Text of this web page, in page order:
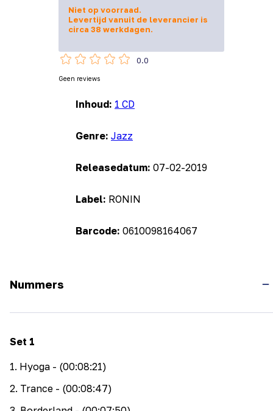
Inhoud: 1 CD
Genre: Jazz
Releasedatum: 07-02-2019
Label: RONIN
Barcode: 0610098164067
Niet op voorraad.
Levertijd vanuit de leverancier is
circa 38 werkdagen.
0.0
Geen reviews
Nummers
Set 1
1. Hyoga - (00:08:21)
2. Trance - (00:08:47)